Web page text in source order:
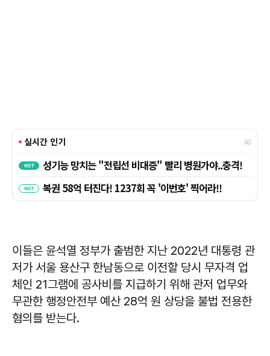
이들은 윤석열 정부가 출범한 지난 2022년 대통령 관
저가 서울 용산구 한남동으로 이전할 당시 무자격 업
체인 21그램에 공사비를 지급하기 위해 관저 업무와
무관한 행정안전부 예산 28억 원 상당을 불법 전용한
혐의를 받는다.